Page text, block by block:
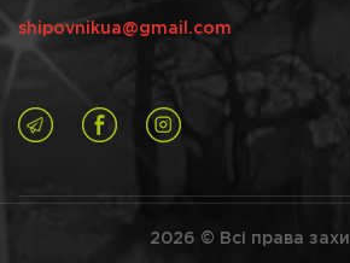
shipovnikua@gmail.com
2026 © Всі права